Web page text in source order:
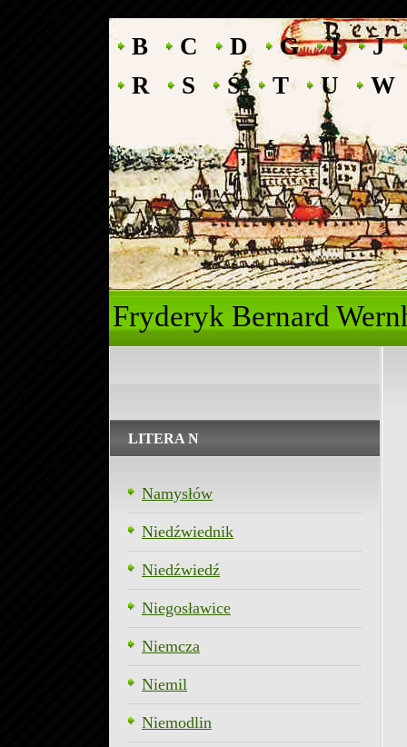
B C D G I
J
R
S Ś T U W
Fryderyk
LITERA N
Namysłów
Niedźwiednik
Niedźwiedź
Niegosławice
Niemcza
Niemil
Niemodlin